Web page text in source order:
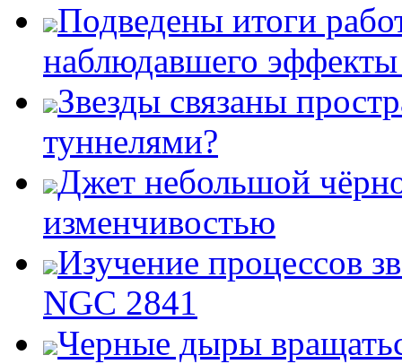
Подведены итоги
наблюдавшего
Звезды связаны
туннелями?
Джет небольшой
изменчивостью
Изучение процессов
NGC 2841
Черные дыры